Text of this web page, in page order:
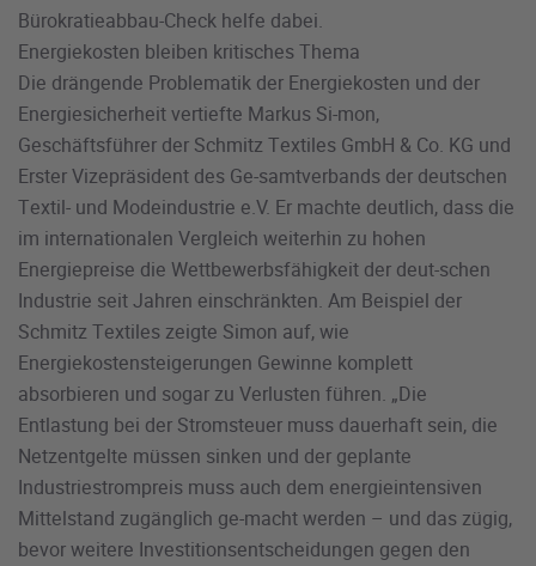
Bürokratieabbau-Check helfe dabei.
Energiekosten bleiben kritisches Thema
Die drängende Problematik der Energiekosten und der
Energiesicherheit vertiefte Markus Si-mon,
Geschäftsführer der Schmitz Textiles GmbH & Co. KG und
Erster Vizepräsident des Ge-samtverbands der deutschen
Textil- und Modeindustrie e.V. Er machte deutlich, dass die
im internationalen Vergleich weiterhin zu hohen
Energiepreise die Wettbewerbsfähigkeit der deut-schen
Industrie seit Jahren einschränkten. Am Beispiel der
Schmitz Textiles zeigte Simon auf, wie
Energiekostensteigerungen Gewinne komplett
absorbieren und sogar zu Verlusten führen. „Die
Entlastung bei der Stromsteuer muss dauerhaft sein, die
Netzentgelte müssen sinken und der geplante
Industriestrompreis muss auch dem energieintensiven
Mittelstand zugänglich ge-macht werden – und das zügig,
bevor weitere Investitionsentscheidungen gegen den